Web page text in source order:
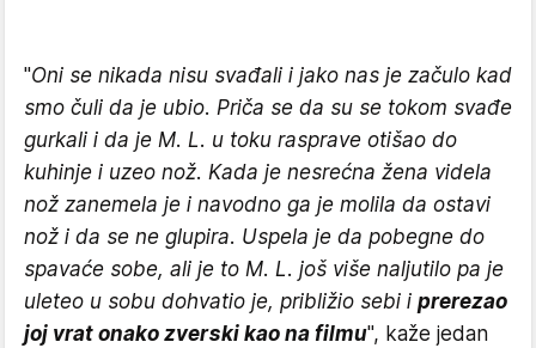
"Oni se nikada nisu svađali i jako nas je začulo kad
smo čuli da je ubio. Priča se da su se tokom svađe
gurkali i da je M. L. u toku rasprave otišao do
kuhinje i uzeo nož. Kada je nesrećna žena videla
nož zanemela je i navodno ga je molila da ostavi
nož i da se ne glupira. Uspela je da pobegne do
spavaće sobe, ali je to M. L. još više naljutilo pa je
uleteo u sobu dohvatio je, približio sebi i prerezao
joj vrat onako zverski kao na filmu", kaže jedan